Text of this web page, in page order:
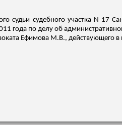
судьи судебного участка N 17
года по делу об
Ефимова М.В., действующего в